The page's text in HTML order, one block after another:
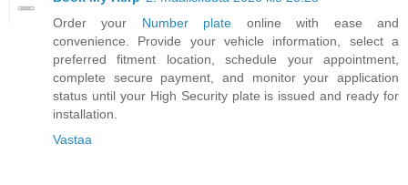
Order your Number plate online with ease and
convenience. Provide your vehicle information, select a
preferred fitment location, schedule your appointment,
complete secure payment, and monitor your application
status until your High Security plate is issued and ready for
installation.
Vastaa